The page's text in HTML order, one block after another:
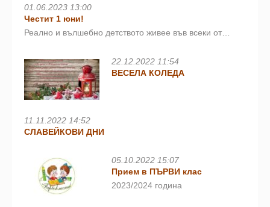
01.06.2023 13:00
Честит 1 юни!
Реално и вълшебно детството живее във всеки от…
22.12.2022 11:54
ВЕСЕЛА КОЛЕДА
11.11.2022 14:52
СЛАВЕЙКОВИ ДНИ
05.10.2022 15:07
Прием в ПЪРВИ клас
2023/2024 година